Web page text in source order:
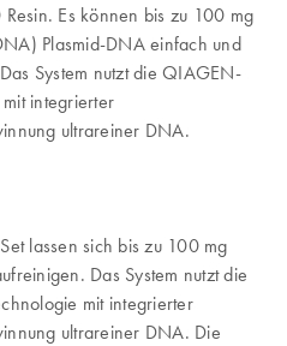
Es können bis zu 100 mg
Plasmid-DNA einfach und
System nutzt die QIAGEN-
integrierter
ultrareiner DNA.
lassen sich bis zu 100 mg
Das System nutzt die
mit integrierter
ultrareiner DNA. Die